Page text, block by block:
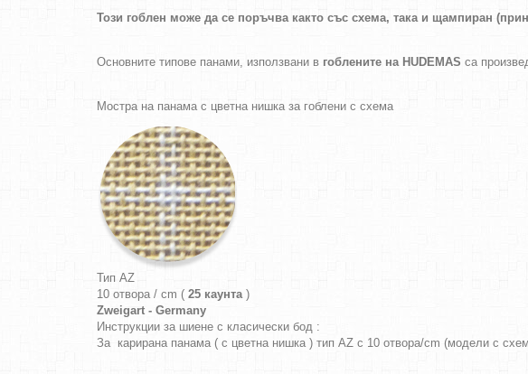
Този гоблен може да се поръчва както със схема, така и щампиран
Основните типове панами, използвани в гоблените на HUDEMAS са
Мостра на панама с цветна нишка за гоблени с схема
Тип AZ
10 отвора / cm ( 25 каунта)
Zweigart - Germany
Инструкции за шиене с класически бод :
За карирана панама ( с цветна нишка ) тип AZ с 10 отвора/cm (модели с